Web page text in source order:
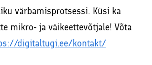
värbamisprotsessi. Küsi ka
mikro- ja väikeettevõtjale! Võta
digitaltugi.ee/kontakt/